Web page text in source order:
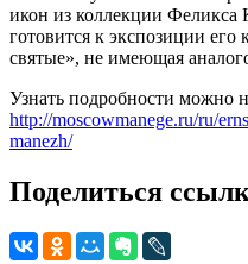
икон из коллекции Феликса
готовится к экспозиции его
святые», не имеющая
Узнать подробности можно
http://moscowmanege.ru/ru/
manezh/
Поделиться